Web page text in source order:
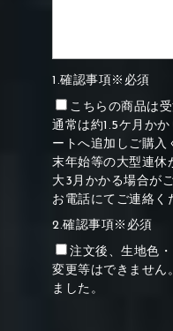
1.確認事項※必須
こちらの商品は
通常は約1.5ケ月か
ートへ追加しご購入
末年始等の大型連休
大3月かかる場合が
お電話にてご連絡く
2.確認事項※必須
注文後、生地色
変更等はできません
ました。